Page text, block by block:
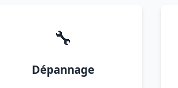
🔧
Dépannage